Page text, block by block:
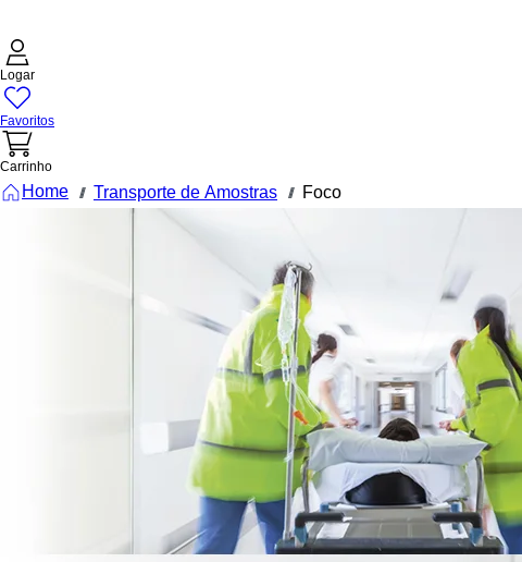
Logar
Favoritos
Carrinho
Home /// Transporte de Amostras /// Foco